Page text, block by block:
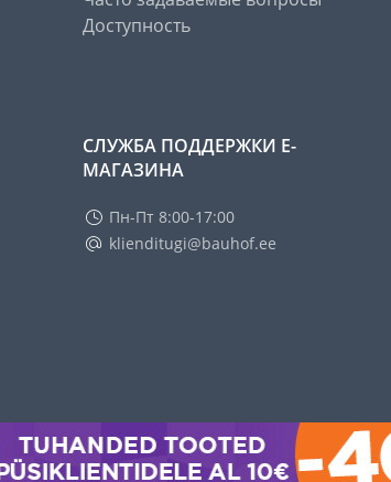
Доступность
СЛУЖБА ПОДДЕРЖКИ Е-
МАГАЗИНА
Пн-Пт 8:00-17:00
klienditugi@bauhof.ee